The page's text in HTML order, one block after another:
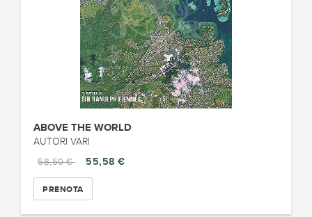
ABOVE THE WORLD
AUTORI VARI
58,50 €
55,58 €
PRENOTA